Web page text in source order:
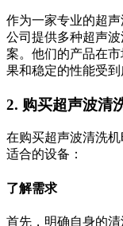
作为一家专业的超
公司提供多种超声
案。他们的产品在
果和稳定的性能受到
2. 购买超声波清
在购买超声波清洗
适合的设备：
了解需求
首先，明确自身的